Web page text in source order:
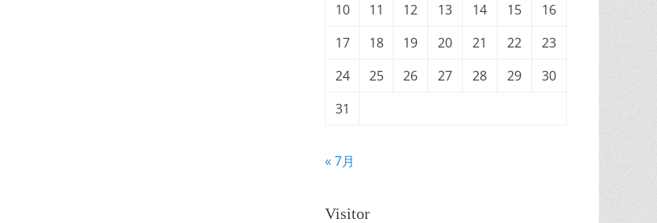
10
11 12 13 14 15
16
17
18 19 20 21 22
23
24
25 26 27 28 29
30
31
« 7月
Visitor